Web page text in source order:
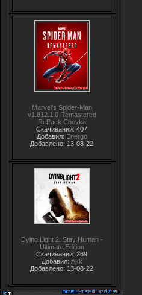
Marvel's Spider-Man
v1.812.1.0 Remastered
RePack Chovka
Скачиваний: 407
Добавил: Energo
Добавлено: 13-08-22
Dying Light 2: Stay Human -
Ultimate Edition
Скачиваний: 269
Добавил: Akk
Добавлено: 13-08-22